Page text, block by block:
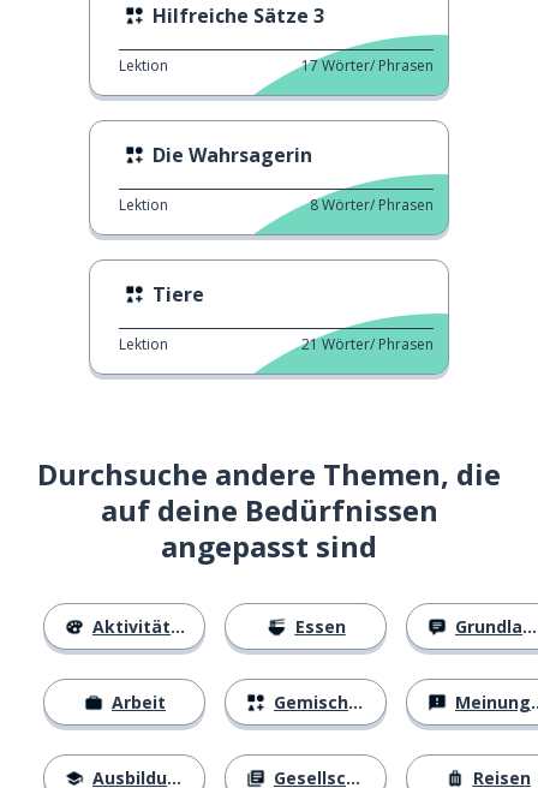
Hilfreiche Sätze 3
Lektion 17Wörter/ Phrasen
Die Wahrsagerin
Lektion 8Wörter/ Phrasen
Tiere
Lektion 21Wörter/ Phrasen
Durchsuche andere Themen, die
auf deine Bedürfnissen
angepasst sind
Aktivitäten
Arbeit
Ausbildung
Essen
Gemischtes
Gesellschaft
Grundlagen
Meinungen
Reisen